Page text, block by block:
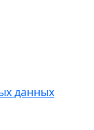
данных